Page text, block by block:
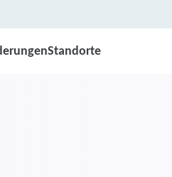
Standorte